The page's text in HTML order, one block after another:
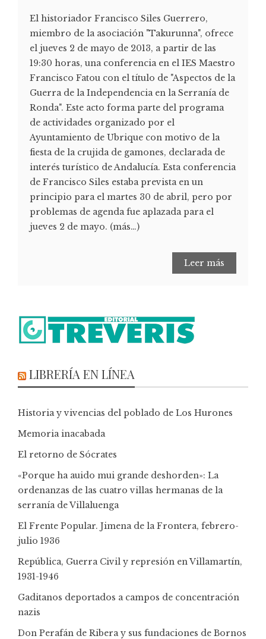
El historiador Francisco Siles Guerrero,
miembro de la asociación "Takurunna", ofrece
el jueves 2 de mayo de 2013, a partir de las
19:30 horas, una conferencia en el IES Maestro
Francisco Fatou con el título de "Aspectos de la
Guerra de la Independencia en la Serranía de
Ronda". Este acto forma parte del programa
de actividades organizado por el
Ayuntamiento de Ubrique con motivo de la
fiesta de la crujida de gamones, declarada de
interés turístico de Andalucía. Esta conferencia
de Francisco Siles estaba prevista en un
principio para el martes 30 de abril, pero por
problemas de agenda fue aplazada para el
jueves 2 de mayo. (más…)
Leer más
LIBRERÍA EN LÍNEA
Historia y vivencias del poblado de Los Hurones
Memoria inacabada
El retorno de Sócrates
«Porque ha auido mui grande deshorden»: La
ordenanzas de las cuatro villas hermanas de la
serranía de Villaluenga
El Frente Popular. Jimena de la Frontera, febrero-
julio 1936
República, Guerra Civil y represión en Villamartín,
1931-1946
Gaditanos deportados a campos de concentración
nazis
Don Perafán de Ribera y sus fundaciones de Bornos